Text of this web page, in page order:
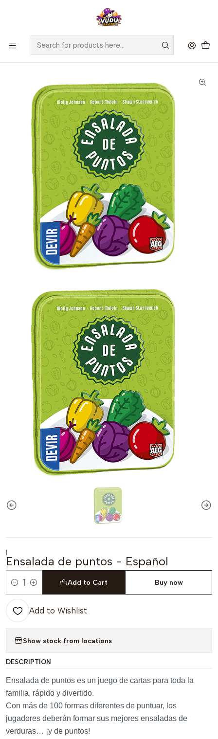
🚀 ¡Despachamos a todo Chile! Envío GRATIS a Regiones sobre
$100.000 y a RM sobre $35.000
Home Juegos de Mesa Editorial Devir
Ensalada de puntos - Español
|
Ensalada de puntos - Español
Quantity
Add to Cart Buy now
Add to Wishlist
Show stock from locations
DESCRIPTION
Ensalada de puntos es un juego de cartas para toda la
familia, rápido y divertido.
Con más de 100 formas diferentes de puntuar, los
jugadores deberán formar sus mejores ensaladas de
verduras… ¡y de puntos!